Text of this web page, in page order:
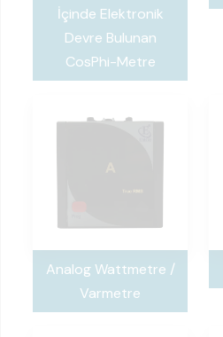
İçinde Elektronik
Devre Bulunan
CosPhi-Metre
Analog Wattmetre /
Varmetre